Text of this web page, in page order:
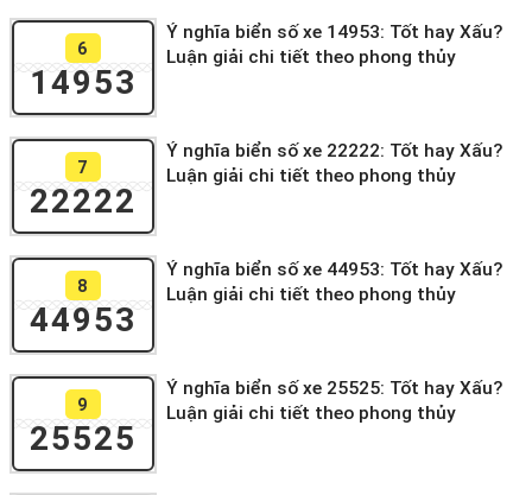
6
14953
Ý nghĩa biển số xe 14953: Tốt hay Xấu?
Luận giải chi tiết theo phong thủy
7
22222
Ý nghĩa biển số xe 22222: Tốt hay Xấu?
Luận giải chi tiết theo phong thủy
8
44953
Ý nghĩa biển số xe 44953: Tốt hay Xấu?
Luận giải chi tiết theo phong thủy
9
25525
Ý nghĩa biển số xe 25525: Tốt hay Xấu?
Luận giải chi tiết theo phong thủy